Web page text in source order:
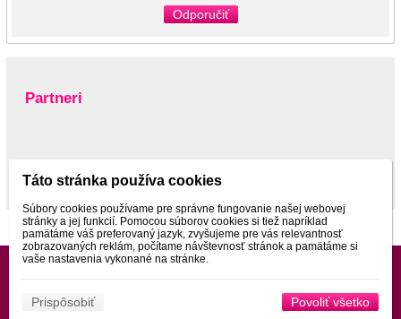
Odporučiť
Partneri
Táto stránka používa cookies
Súbory cookies používame pre správne fungovanie našej webovej
stránky a jej funkcií. Pomocou súborov cookies si tiež napríklad
pamätáme váš preferovaný jazyk, zvyšujeme pre vás relevantnosť
zobrazovaných reklám, počítame návštevnosť stránok a pamätáme si
vaše nastavenia vykonané na stránke.
Prispôsobiť Povoliť všetko